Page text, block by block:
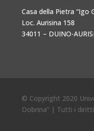
Casa della Pietra “Igo
Loc. Aurisina 158
34011 – DUINO-
© Copyright 2020
Dobrina” | Tutti i